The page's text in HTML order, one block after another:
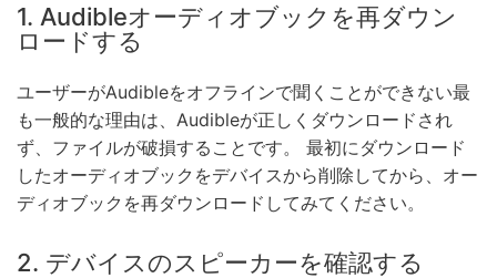
1. Audibleオーディオブックを再ダウン
ロードする
ユーザーがAudibleをオフラインで聞くことができない最
も一般的な理由は、Audibleが正しくダウンロードされ
ず、ファイルが破損することです。 最初にダウンロード
したオーディオブックをデバイスから削除してから、オー
ディオブックを再ダウンロードしてみてください。
2. デバイスのスピーカーを確認する